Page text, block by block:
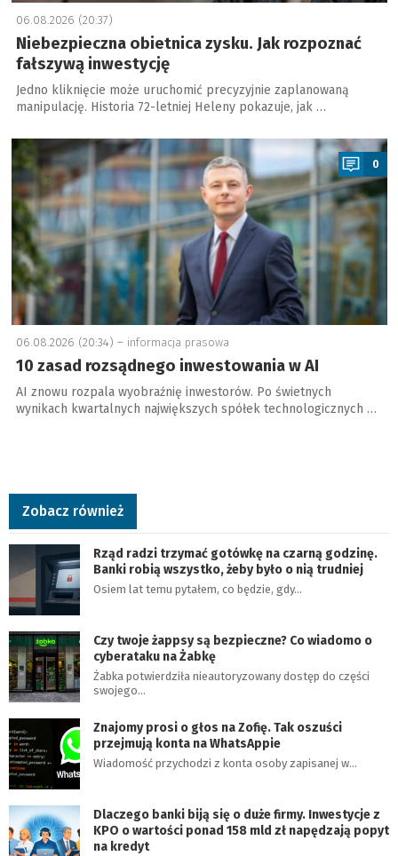
06.08.2026 (20:37)
Niebezpieczna obietnica zysku. Jak rozpoznać
fałszywą inwestycję
Jedno kliknięcie może uruchomić precyzyjnie zaplanowaną
manipulację. Historia 72-letniej Heleny pokazuje, jak …
a
0
06.08.2026 (20:34) – informacja prasowa
10 zasad rozsądnego inwestowania w AI
AI znowu rozpala wyobraźnię inwestorów. Po świetnych
wynikach kwartalnych największych spółek technologicznych …
Zobacz również
Rząd radzi trzymać gotówkę na czarną godzinę.
Banki robią wszystko, żeby było o nią trudniej
Osiem lat temu pytałem, co będzie, gdy…
Czy twoje żappsy są bezpieczne? Co wiadomo o
cyberataku na Żabkę
Żabka potwierdziła nieautoryzowany dostęp do części
swojego…
Znajomy prosi o głos na Zofię. Tak oszuści
przejmują konta na WhatsAppie
Wiadomość przychodzi z konta osoby zapisanej w…
Dlaczego banki biją się o duże firmy. Inwestycje z
KPO o wartości ponad 158 mld zł napędzają popyt
na kredyt